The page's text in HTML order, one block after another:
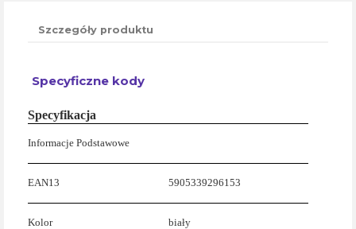
Szczegóły produktu
Specyficzne kody
Specyfikacja
Informacje Podstawowe
EAN13 5905339296153
Kolor biały